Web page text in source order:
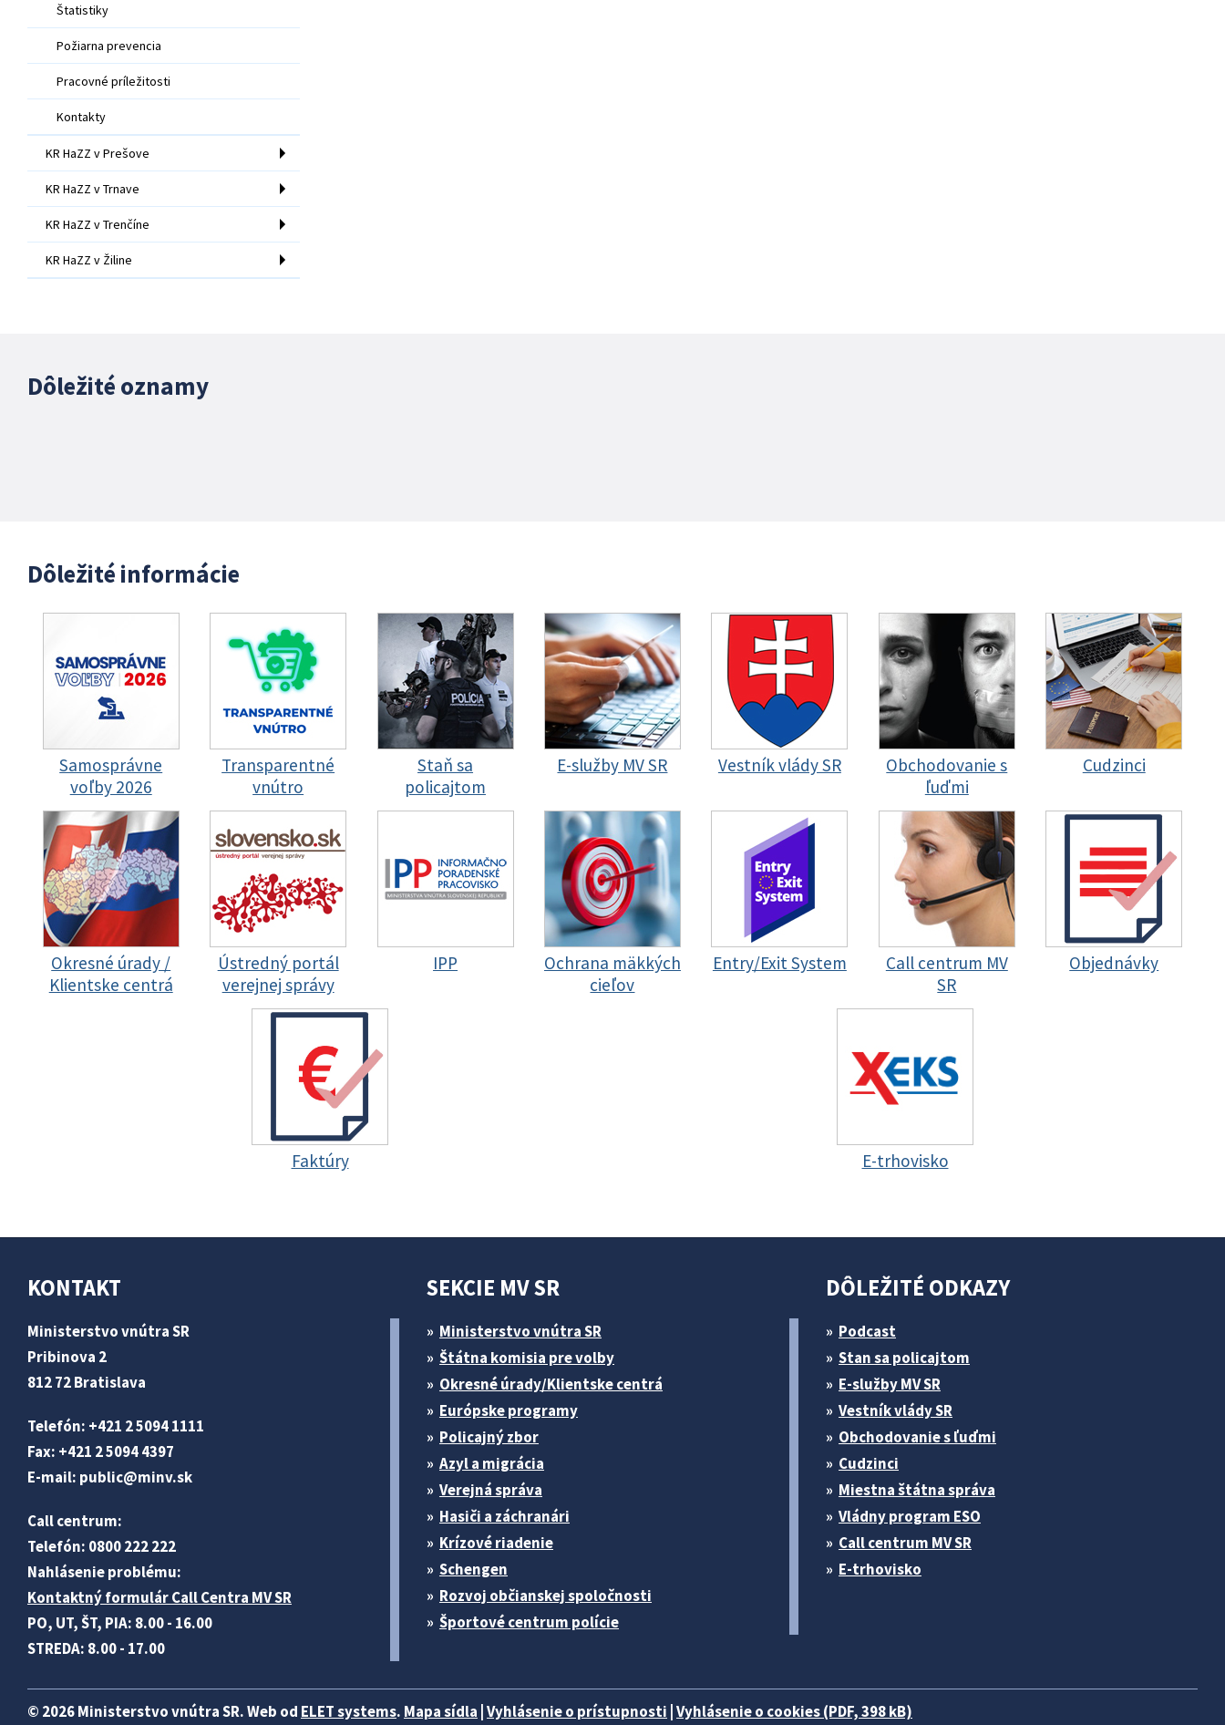
Štatistiky
Požiarna prevencia
Pracovné príležitosti
Kontakty
KR HaZZ v Prešove
KR HaZZ v Trnave
KR HaZZ v Trenčíne
KR HaZZ v Žiline
Dôležité oznamy
Dôležité informácie
Samosprávne
voľby 2026
Transparentné
vnútro
Staň sa
policajtom
E-služby MV SR Vestník vlády SR
Obchodovanie s
ľuďmi
Cudzinci
Okresné úrady /
Klientske centrá
Ústredný portál
verejnej správy
IPP
Ochrana mäkkých
cieľov
Entry/Exit System
Call centrum MV
SR
Objednávky
Faktúry E-trhovisko
KONTAKT
Ministerstvo vnútra SR
Pribinova 2
812 72 Bratislava
Telefón: +421 2 5094 1111
Fax: +421 2 5094 4397
E-mail: public@minv.sk
Call centrum:
Telefón: 0800 222 222
Nahlásenie problému:
Kontaktný formulár Call Centra MV SR
PO, UT, ŠT, PIA: 8.00 - 16.00
STREDA: 8.00 - 17.00
SEKCIE MV SR
Ministerstvo vnútra SR
Štátna komisia pre volby
Okresné úrady/Klientske centrá
Európske programy
Policajný zbor
Azyl a migrácia
Verejná správa
Hasiči a záchranári
Krízové riadenie
Schengen
Rozvoj občianskej spoločnosti
Športové centrum polície
DÔLEŽITÉ ODKAZY
Podcast
Stan sa policajtom
E-služby MV SR
Vestník vlády SR
Obchodovanie s ľuďmi
Cudzinci
Miestna štátna správa
Vládny program ESO
Call centrum MV SR
E-trhovisko
© 2026 Ministerstvo vnútra SR. Web od ELET systems. Mapa sídla |Vyhlásenie o prístupnosti |Vyhlásenie o cookies (PDF, 398 kB)